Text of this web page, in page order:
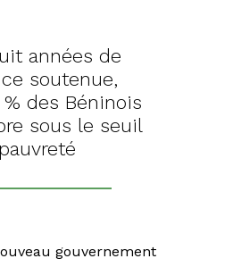
années de
soutenue,
des Béninois
sous le seuil
gouvernement